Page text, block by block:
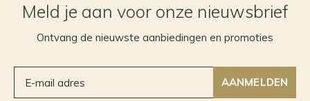
Meld je aan voor onze nieuwsbrief
Ontvang de nieuwste aanbiedingen en promoties
AANMELDEN